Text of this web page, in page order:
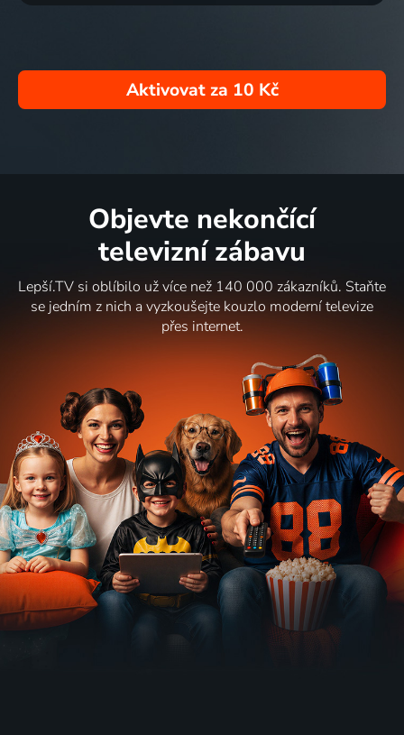
Aktivovat za 10 Kč
Objevte nekončící
televizní zábavu
Lepší.TV si oblíbilo už více než 140 000 zákazníků. Staňte
se jedním z nich a vyzkoušejte kouzlo moderní televize
přes internet.